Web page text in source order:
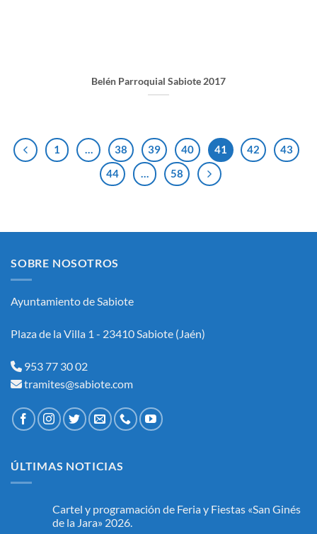
Belén Parroquial Sabiote 2017
1 … 38 39 40 41 42
43
44
… 58
SOBRE NOSOTROS
Ayuntamiento de Sabiote
Plaza de la Villa 1 - 23410 Sabiote (Jaén)
953 77 30 02
tramites@sabiote.com
ÚLTIMAS NOTICIAS
Cartel y programación de Feria y Fiestas «San Ginés
de la Jara» 2026.